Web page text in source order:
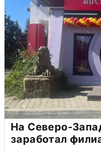
На Северо-
заработал